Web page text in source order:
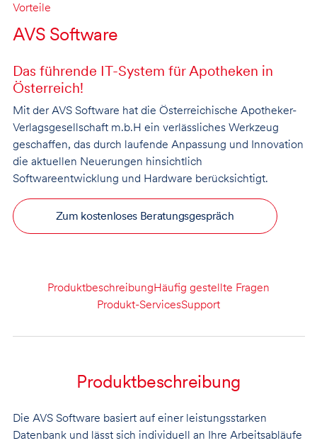
AVS Software
Vorteile
Das führende IT-System für Apotheken in
Österreich!
Mit der AVS Software hat die Österreichische Apotheker-
Verlagsgesellschaft m.b.H ein verlässliches Werkzeug
geschaffen, das durch laufende Anpassung und Innovation
die aktuellen Neuerungen hinsichtlich
Softwareentwicklung und Hardware berücksichtigt.
Zum kostenloses Beratungsgespräch
ProduktbeschreibungHäufig gestellte Fragen
Produkt-ServicesSupport
Produktbeschreibung
Die AVS Software basiert auf einer leistungsstarken
Datenbank und lässt sich individuell an Ihre Arbeitsabläufe